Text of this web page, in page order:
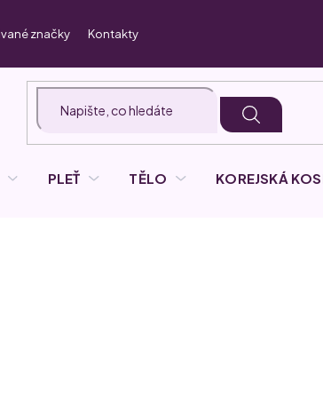
značky Kontakty
PLEŤ TĚLO KOREJSKÁ